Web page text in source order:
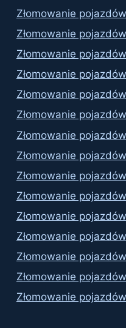
Złomowanie
Złomowanie
Złomowanie
Złomowanie
Złomowanie
Złomowanie
Złomowanie
Złomowanie
Złomowanie
Złomowanie
Złomowanie
Złomowanie
Złomowanie
Złomowanie
Złomowanie